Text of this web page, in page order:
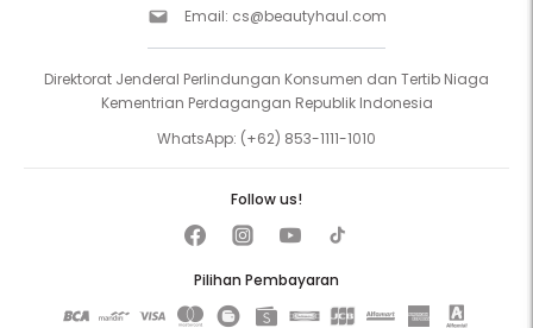
Email: cs@beautyhaul.com
Direktorat Jenderal Perlindungan Konsumen dan Tertib Niaga
Kementrian Perdagangan Republik Indonesia
WhatsApp: (+62) 853-1111-1010
Pilihan Pembayaran
Follow us!